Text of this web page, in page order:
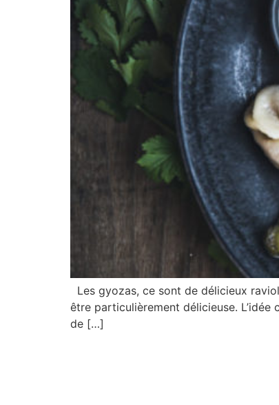
Les gyozas, ce sont de délicieux
être particulièrement délicieuse.
de […]